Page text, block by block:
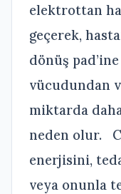
elektrottan
geçerek,
dönüş
vücudundan
miktarda
neden olur.
enerjisini,
veya onunla